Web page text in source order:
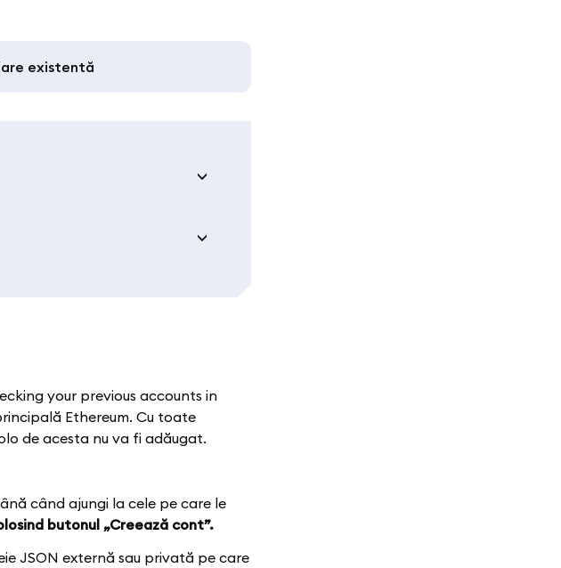
existentă
your previous accounts in
Ethereum. Cu toate
de acesta nu va fi adăugat.
când ajungi la cele pe care le
butonul „Creează cont”.
JSON externă sau privată pe care